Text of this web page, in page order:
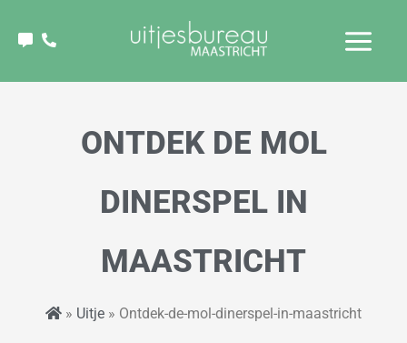
naar
ONTDEK DE MOL
DINERSPEL IN
MAASTRICHT
» Uitje » Ontdek-de-mol-dinerspel-in-maastricht